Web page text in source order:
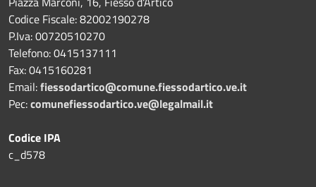
Codice Fiscale: 82002190278
P.Iva: 00720510270
Telefono:0415137111
Fax:0415160281
Email:fiessodartico@comune.fiessodartico.ve.it
Pec:comunefiessodartico.ve@legalmail.it
Codice IPA
c_d578